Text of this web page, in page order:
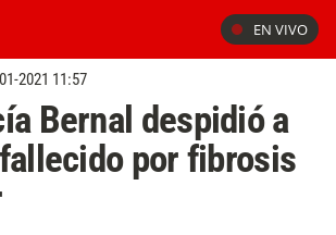
EN VIVO
2021 11:57
Bernal despidió a
por fibrosis